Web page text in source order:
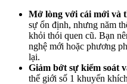
Mở lòng với cái mới và
sự ổn định, nhưng năm
khỏi thói quen cũ. Bạn
nghệ mới hoặc phương
lại.
Giảm bớt sự kiểm soát
thế giới số 1 khuyến